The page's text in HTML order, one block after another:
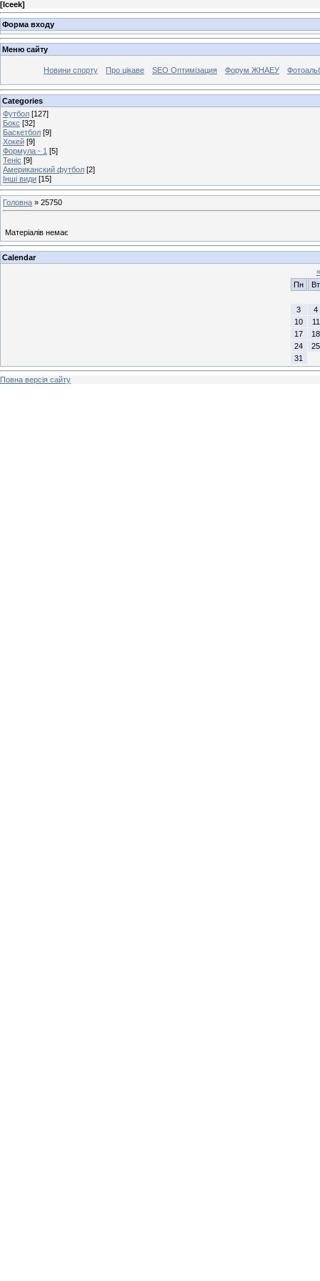
[Iceek]
Форма входу
Меню сайту
Новини спорту Про цікаве SEO Оптимізация Форум ЖНАЕУ
Categories
Футбол [127]
Бокс [32]
Баскетбол [9]
Хокей [9]
Формула - 1 [5]
Теніс [9]
Американский футбол [2]
Інші види [15]
Головна » 25750
Матеріалів немає
Calendar
«
Пн
Вт
3
4
10
11
17
18
24
25
31
Повна версія сайту